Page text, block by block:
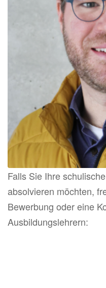
Falls Sie Ihre
absolvieren möchten,
Bewerbung oder eine
Ausbildungslehrern: